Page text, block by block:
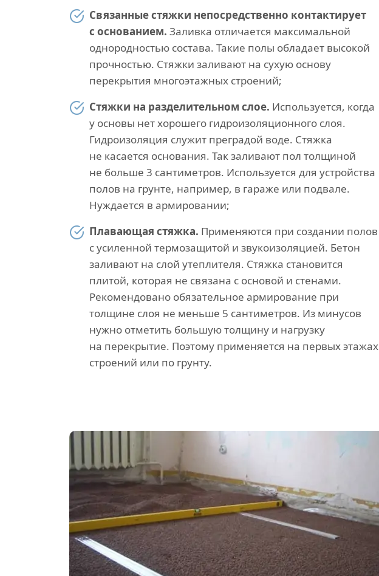
Связанные стяжки непосредственно контактирует
с основанием. Заливка отличается максимальной
однородностью состава. Такие полы обладает высокой
прочностью. Стяжки заливают на сухую основу
перекрытия многоэтажных строений;
Стяжки на разделительном слое. Используется, когда
у основы нет хорошего гидроизоляционного слоя.
Гидроизоляция служит преградой воде. Стяжка
не касается основания. Так заливают пол толщиной
не больше 3 сантиметров. Используется для устройства
полов на грунте, например, в гараже или подвале.
Нуждается в армировании;
Плавающая стяжка. Применяются при создании полов
с усиленной термозащитой и звукоизоляцией. Бетон
заливают на слой утеплителя. Стяжка становится
плитой, которая не связана с основой и стенами.
Рекомендовано обязательное армирование при
толщине слоя не меньше 5 сантиметров. Из минусов
нужно отметить большую толщину и нагрузку
на перекрытие. Поэтому применяется на первых этажах
строений или по грунту.